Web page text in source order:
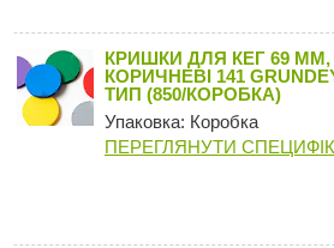
КРИШКИ ДЛЯ КЕГ 69 ММ,
КОРИЧНЕВІ 141
ТИП (850/КОРОБКА)
Упаковка: Коробка
ПЕРЕГЛЯНУТИ